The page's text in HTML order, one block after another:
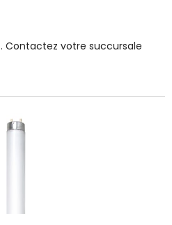
Contactez votre succursale